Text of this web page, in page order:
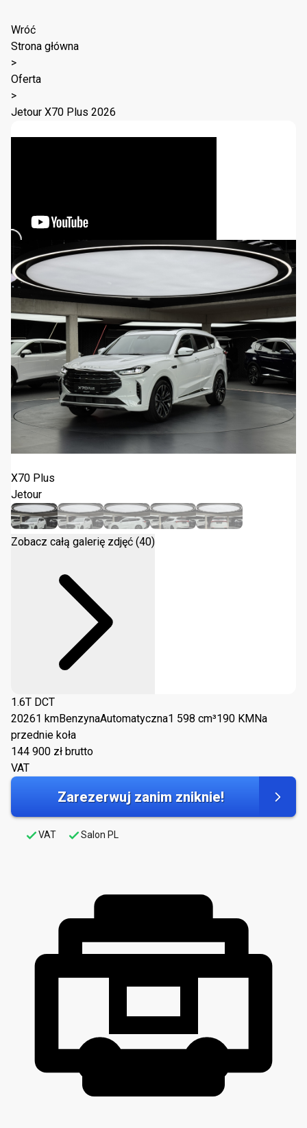
Wróć
Strona główna
>
Oferta
>
Jetour X70 Plus 2026
Jetour X70 Plus 1.6T DCT 2026
X70 Plus
Jetour
Zobacz całą galerię zdjęć (40)
1.6T DCT
20261 kmBenzynaAutomatyczna1 598 cm³190 KM Na
przednie koła
144 900 zł brutto
VAT
Zarezerwuj zanim zniknie!
VAT Salon PL